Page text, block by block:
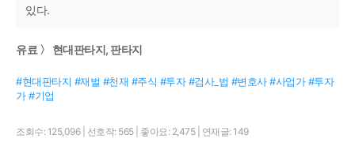
있다.
유료 〉 현대판타지, 판타지
#현대판타지 #재벌 #천재 #주식 #투자 #검사_법 #변호사 #사업가 #투자
가 #기업
조회수: 125,096 선호작: 565 좋아요: 2,475 연재글: 149